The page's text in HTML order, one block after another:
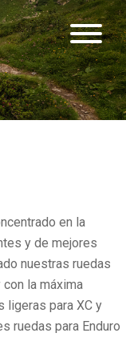
en la
y de mejores
nuestras ruedas
la máxima
ligeras para XC y
ruedas para Enduro